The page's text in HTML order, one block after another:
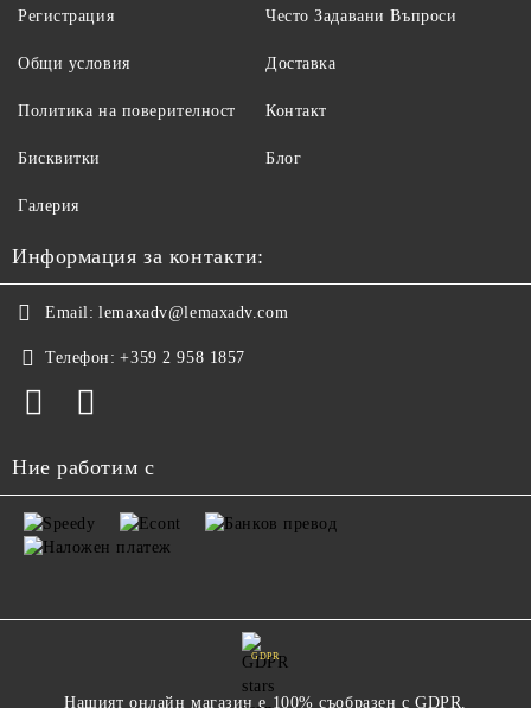
Регистрация
Общи условия
Политика на поверителност
Бисквитки
Често Задавани Въпроси
Доставка
Контакт
Блог
Галерия
Информация за контакти:
Email: lemaxadv@lemaxadv.com
Телефон: +359 2 958 1857
Ние работим с
GDPR
Нашият онлайн магазин е 100% съобразен с GDPR.